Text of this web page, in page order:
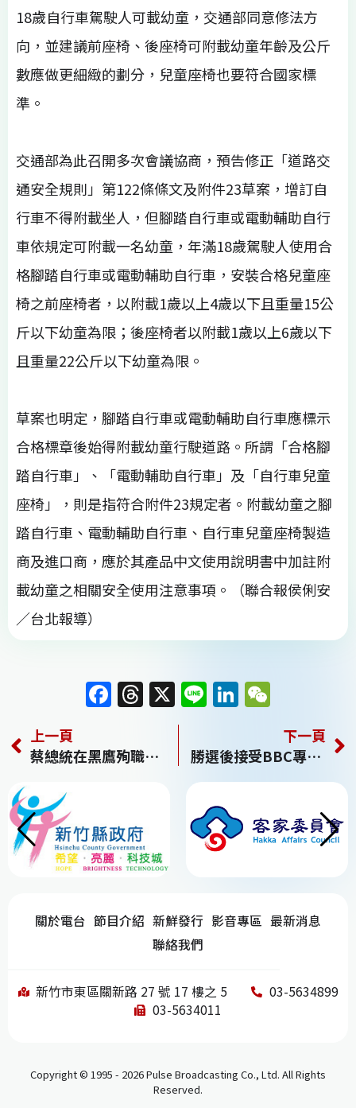
18歲自行車駕駛人可載幼童，交通部同意修法方
向，並建議前座椅、後座椅可附載幼童年齡及公斤
數應做更細緻的劃分，兒童座椅也要符合國家標
準。
交通部為此召開多次會議協商，預告修正「道路交
通安全規則」第122條條文及附件23草案，增訂自
行車不得附載坐人，但腳踏自行車或電動輔助自行
車依規定可附載一名幼童，年滿18歲駕駛人使用合
格腳踏自行車或電動輔助自行車，安裝合格兒童座
椅之前座椅者，以附載1歲以上4歲以下且重量15公
斤以下幼童為限；後座椅者以附載1歲以上6歲以下
且重量22公斤以下幼童為限。
草案也明定，腳踏自行車或電動輔助自行車應標示
合格標章後始得附載幼童行駛道路。所謂「合格腳
踏自行車」、「電動輔助自行車」及「自行車兒童
座椅」，則是指符合附件23規定者。附載幼童之腳
踏自行車、電動輔助自行車、自行車兒童座椅製造
商及進口商，應於其產品中文使用說明書中加註附
載幼童之相關安全使用注意事項。（聯合報侯俐安
／台北報導）
F
c
e
o
o
k
T
re
a
s
X Li
e
Li
k
e
n
C
h
上一頁
蔡總統在黑鷹殉職將士靈前宣布核定國軍三項加給
下一頁
勝選後接受BBC專訪！蔡英文：中國須面對現實、尊重台灣
關於電台 節目介紹 新鮮發行 影音專區 最新消息
聯絡我們
新竹市東區關新路 27 號 17 樓之 5
03-5634899
03-5634011
Copyright © 1995 - 2026 Pulse Broadcasting Co., Ltd. All Rights
Reserved.